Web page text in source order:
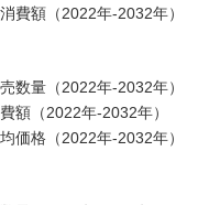
費額（2022年-2032年）
数量（2022年-2032年）
額（2022年-2032年）
価格（2022年-2032年）